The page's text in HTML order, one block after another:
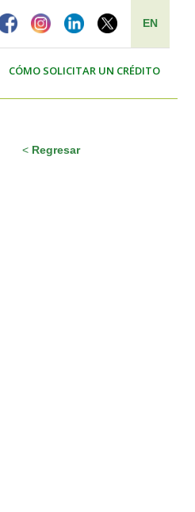
EN
CÓMO SOLICITAR UN CRÉDITO
< Regresar